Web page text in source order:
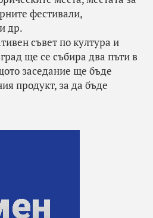
фестивали,
др.
съвет по култура и
ще се събира два пъти в
заседание ще бъде
продукт, за да бъде